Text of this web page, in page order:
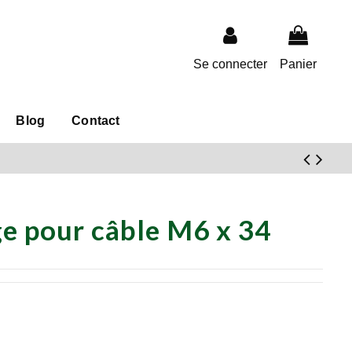
Se connecter Panier
Blog Contact
pour câble M6 x 34